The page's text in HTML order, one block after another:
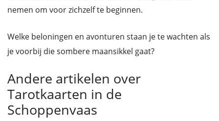
nemen om voor zichzelf te beginnen.
Welke beloningen en avonturen staan je te wachten als
je voorbij die sombere maansikkel gaat?
Andere artikelen over
Tarotkaarten in de
Schoppenvaas